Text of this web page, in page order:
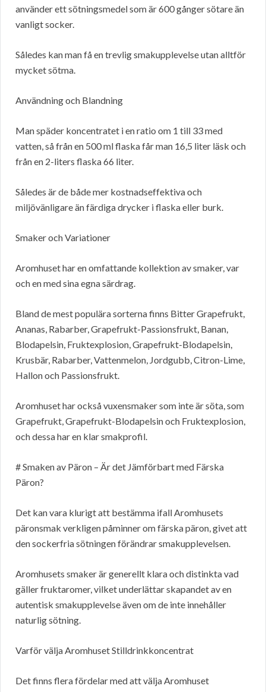
använder ett sötningsmedel som är 600 gånger sötare än
vanligt socker.
Således kan man få en trevlig smakupplevelse utan alltför
mycket sötma.
Användning och Blandning
Man späder koncentratet i en ratio om 1 till 33 med
vatten, så från en 500 ml flaska får man 16,5 liter läsk och
från en 2-liters flaska 66 liter.
Således är de både mer kostnadseffektiva och
miljövänligare än färdiga drycker i flaska eller burk.
Smaker och Variationer
Aromhuset har en omfattande kollektion av smaker, var
och en med sina egna särdrag.
Bland de mest populära sorterna finns Bitter Grapefrukt,
Ananas, Rabarber, Grapefrukt-Passionsfrukt, Banan,
Blodapelsin, Fruktexplosion, Grapefrukt-Blodapelsin,
Krusbär, Rabarber, Vattenmelon, Jordgubb, Citron-Lime,
Hallon och Passionsfrukt.
Aromhuset har också vuxensmaker som inte är söta, som
Grapefrukt, Grapefrukt-Blodapelsin och Fruktexplosion,
och dessa har en klar smakprofil.
# Smaken av Päron – Är det Jämförbart med Färska
Päron?
Det kan vara klurigt att bestämma ifall Aromhusets
päronsmak verkligen påminner om färska päron, givet att
den sockerfria sötningen förändrar smakupplevelsen.
Aromhusets smaker är generellt klara och distinkta vad
gäller fruktaromer, vilket underlättar skapandet av en
autentisk smakupplevelse även om de inte innehåller
naturlig sötning.
Varför välja Aromhuset Stilldrinkkoncentrat
Det finns flera fördelar med att välja Aromhuset